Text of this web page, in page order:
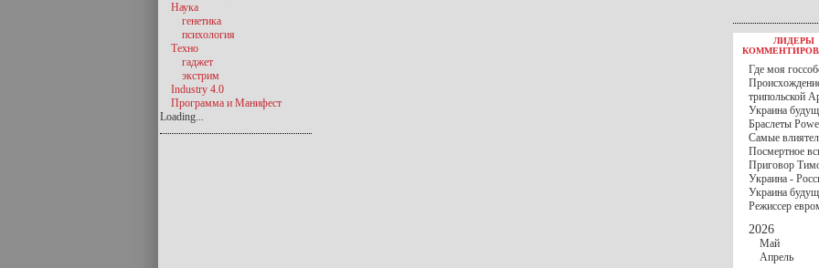
Наука
генетика
психология
Техно
гаджет
экстрим
Industry 4.0
Программа и Манифест
Loading...
30 Ноября С 1
30 Ноября
РФ
27 Ноября
ВВП
госбюджете
27 Ноября
Турции
17 Ноября
шестилетнего
16 Ноября
13 Ноября
10 Ноября
10 Ноября
особом статусе
03 Ноября
ЛИДЕРЫ
Где моя
трипольской
Украина
Браслеты
Самые
Посмертное
Приговор
Украина -
Украина
Режиссер
2026
Май
Апрель